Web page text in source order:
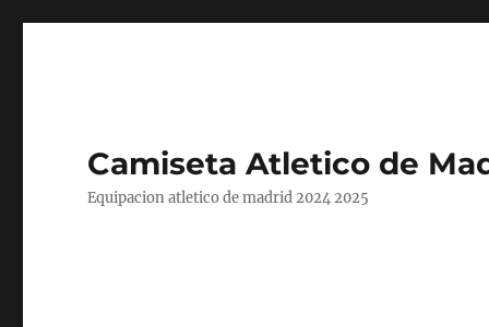
Camiseta Atletico de
Equipacion atletico de madrid 2024 2025